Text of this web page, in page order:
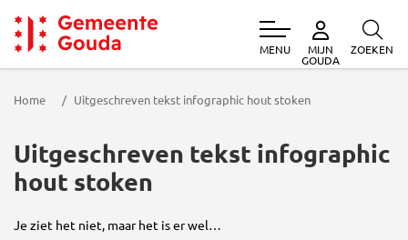
Gemeente Gouda
MENU MIJN
GOUDA
ZOEKEN
Home Uitgeschreven tekst infographic hout stoken
Uitgeschreven tekst infographic
hout stoken
Je ziet het niet, maar het is er wel…